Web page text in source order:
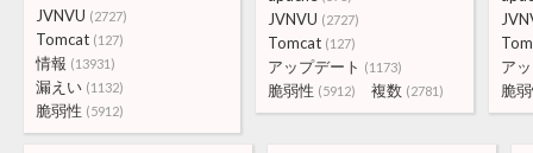
JVNVU (2727)
Tomcat (127)
情報 (13931)
漏えい (1132)
脆弱性 (5912)
JVNVU (2727)
Tomcat (127)
アップデート (1173)
脆弱性 (5912) 複数 (2781)
ア
脆